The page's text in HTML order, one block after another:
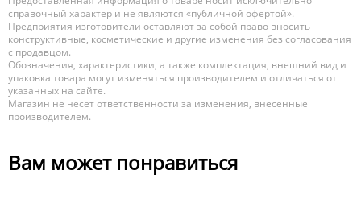
справочный характер и не являются «публичной офертой».
Предприятия изготовители оставляют за собой право вносить
конструктивные, косметические и другие изменения без согласования
с продавцом.
Обозначения, характеристики, а также комплектация, внешний вид и
упаковка товара могут изменяться производителем и отличаться от
указанных на сайте.
Магазин не несет ответственности за изменения, внесенные
производителем.
Вам может понравиться